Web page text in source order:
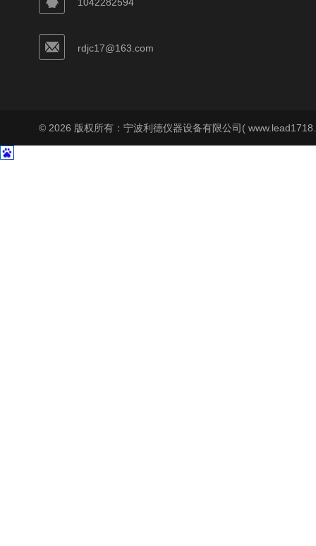
rdjc17@163.com
© 2026 版权所有：宁波利德仪器设备有限公司(